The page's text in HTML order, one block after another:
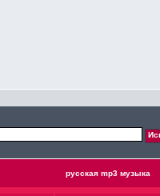
русская mp3 музыка